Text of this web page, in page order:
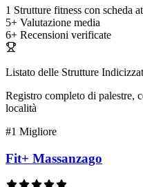
1 Strutture fitness con scheda
5+ Valutazione media
6+ Recensioni verificate
Listato delle Strutture
Registro completo di palestre,
località
#1 Migliore
Fit+ Massanzago